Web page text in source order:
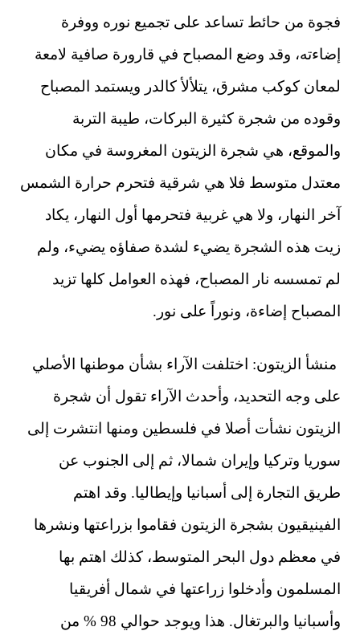
فجوة من حائط تساعد على تجميع نوره ووفرة
إضاءته، وقد وضع المصباح في قارورة صافية لامعة
لمعان كوكب مشرق، يتلألأ كالدر ويستمد المصباح
وقوده من شجرة كثيرة البركات، طيبة التربة
والموقع، هي شجرة الزيتون المغروسة في مكان
معتدل متوسط فلا هي شرقية فتحرم حرارة الشمس
آخر النهار، ولا هي غربية فتحرمها أول النهار، يكاد
زيت هذه الشجرة يضيء لشدة صفاؤه يضيء، ولم
لم تمسسه نار المصباح، فهذه العوامل كلها تزيد
المصباح إضاءة، ونوراً على نور.
منشأ الزيتون: اختلفت الآراء بشأن موطنها الأصلي
على وجه التحديد، وأحدث الآراء تقول أن شجرة
الزيتون نشأت أصلا في فلسطين ومنها انتشرت إلى
سوريا وتركيا وإيران شمالا، ثم إلى الجنوب عن
طريق التجارة إلى أسبانيا وإيطاليا. وقد اهتم
الفينيقيون بشجرة الزيتون فقاموا بزراعتها ونشرها
في معظم دول البحر المتوسط، كذلك اهتم بها
المسلمون وأدخلوا زراعتها في شمال أفريقيا
وأسبانيا والبرتغال. هذا ويوجد حوالي 98 % من